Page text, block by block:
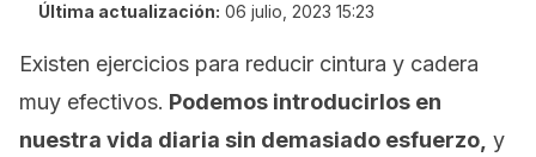
Última actualización: 06 julio, 2023 15:23
Existen ejercicios para reducir cintura y cadera
muy efectivos. Podemos introducirlos en
nuestra vida diaria sin demasiado esfuerzo, y